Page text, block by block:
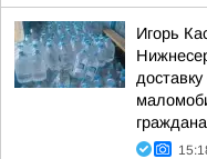
Игорь